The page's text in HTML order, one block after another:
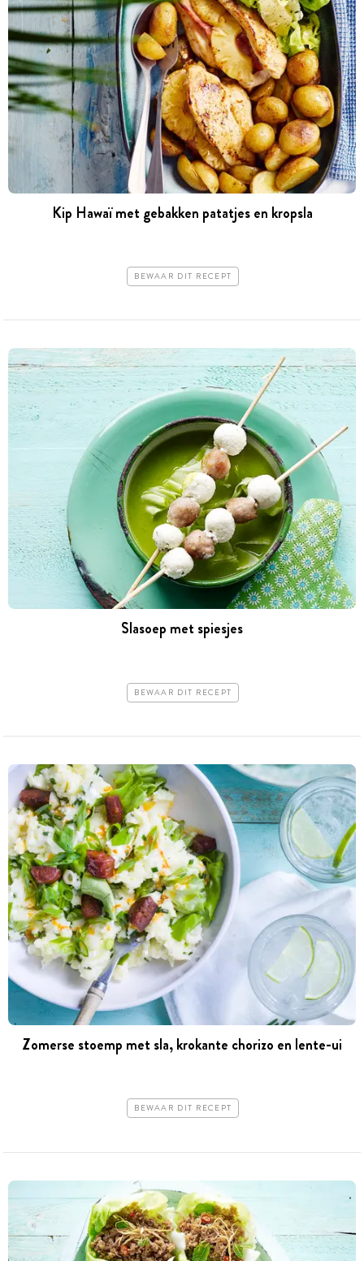
Kip Hawaï met gebakken patatjes en kropsla
BEWAAR DIT RECEPT
Slasoep met spiesjes
BEWAAR DIT RECEPT
Zomerse stoemp met sla, krokante chorizo en lente-ui
BEWAAR DIT RECEPT